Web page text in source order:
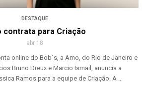
DESTAQUE
contrata para Criação
abr 18
online do Bob´s, a Amo, do Rio de Janeiro e
Bruno Dreux e Marcio Ismail, anuncia a
Ramos para a equipe de Criação. A ...